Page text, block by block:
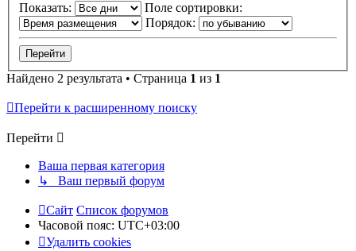
Показать:
Поле сортировки:
Порядок:
Найдено 2 результата • Страница 1 из 1
Перейти к расширенному поиску
Перейти
Ваша первая категория
↳ Ваш первый форум
Сайт Список форумов
Часовой пояс: UTC+03:00
Удалить cookies